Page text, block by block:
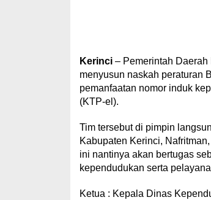
Kerinci– Pemerintah Daerah
menyusun naskah peraturan
pemanfaatan nomor induk
(KTP-el).
Tim tersebut di pimpin
Kabupaten Kerinci,
ini nantinya akan bertugas
kependudukan serta
Ketua : Kepala Dinas